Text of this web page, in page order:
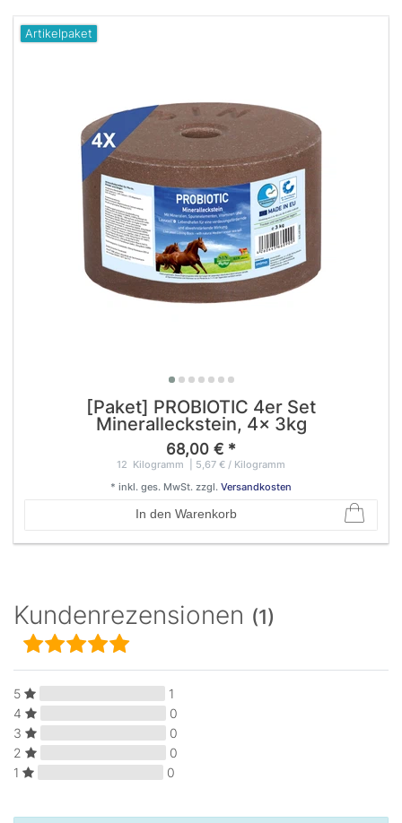
Artikelpaket
[Paket] PROBIOTIC 4er Set
Mineralleckstein, 4x 3kg
68,00 € *
12 Kilogramm | 5,67 € / Kilogramm
In den Warenkorb
* inkl. ges. MwSt. zzgl. Versandkosten
Kundenrezensionen (1)
5
1
4
0
3
0
2
0
1
0